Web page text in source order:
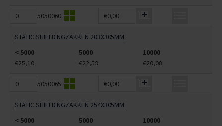
5050060 €0,00
STATIC SHIELDINGZAKKEN 203X305MM
< 5000
5000
10000
€25,10
€22,59 €20,08
5050065 €0,00
STATIC SHIELDINGZAKKEN 254X305MM
< 5000
5000
10000